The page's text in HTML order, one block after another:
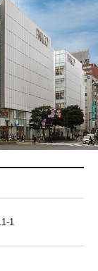
1